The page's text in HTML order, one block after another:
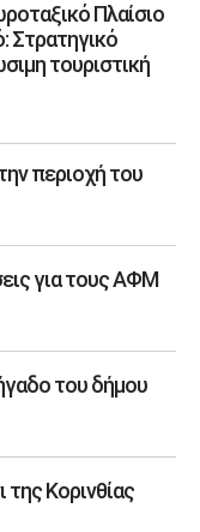
Πλαίσιο
Στρατηγικό
τουριστική
περιοχή του
για τους ΑΦΜ
του δήμου
Κορινθίας